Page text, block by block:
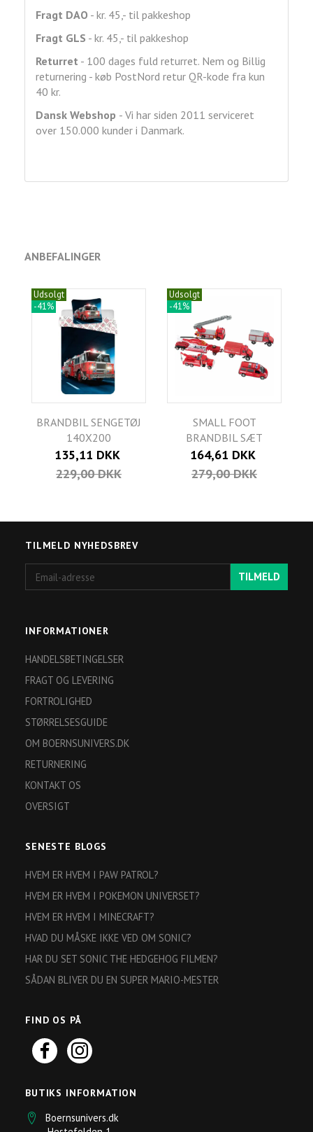
Fragt DAO - kr. 45,- til pakkeshop
Fragt GLS - kr. 45,- til pakkeshop
Returret - 100 dages fuld returret. Nem og Billig
returnering - køb PostNord retur QR-kode fra kun
40 kr.
Dansk Webshop - Vi har siden 2011 serviceret
over 150.000 kunder i Danmark.
ANBEFALINGER
Udsolgt
-41%
BRANDBIL SENGETØJ
140X200
135,11 DKK
229,00 DKK
Udsolgt
-41%
SMALL FOOT
BRANDBIL SÆT
164,61 DKK
279,00 DKK
TILMELD NYHEDSBREV
adresse
TILMELD
INFORMATIONER
HANDELSBETINGELSER
FRAGT OG LEVERING
FORTROLIGHED
STØRRELSESGUIDE
OM BOERNSUNIVERS.DK
RETURNERING
KONTAKT OS
OVERSIGT
SENESTE BLOGS
HVEM ER HVEM I PAW PATROL?
HVEM ER HVEM I POKEMON UNIVERSET?
HVEM ER HVEM I MINECRAFT?
HVAD DU MÅSKE IKKE VED OM SONIC?
HAR DU SET SONIC THE HEDGEHOG FILMEN?
SÅDAN BLIVER DU EN SUPER MARIO-MESTER
FIND OS PÅ
BUTIKS INFORMATION
Boernsunivers.dk